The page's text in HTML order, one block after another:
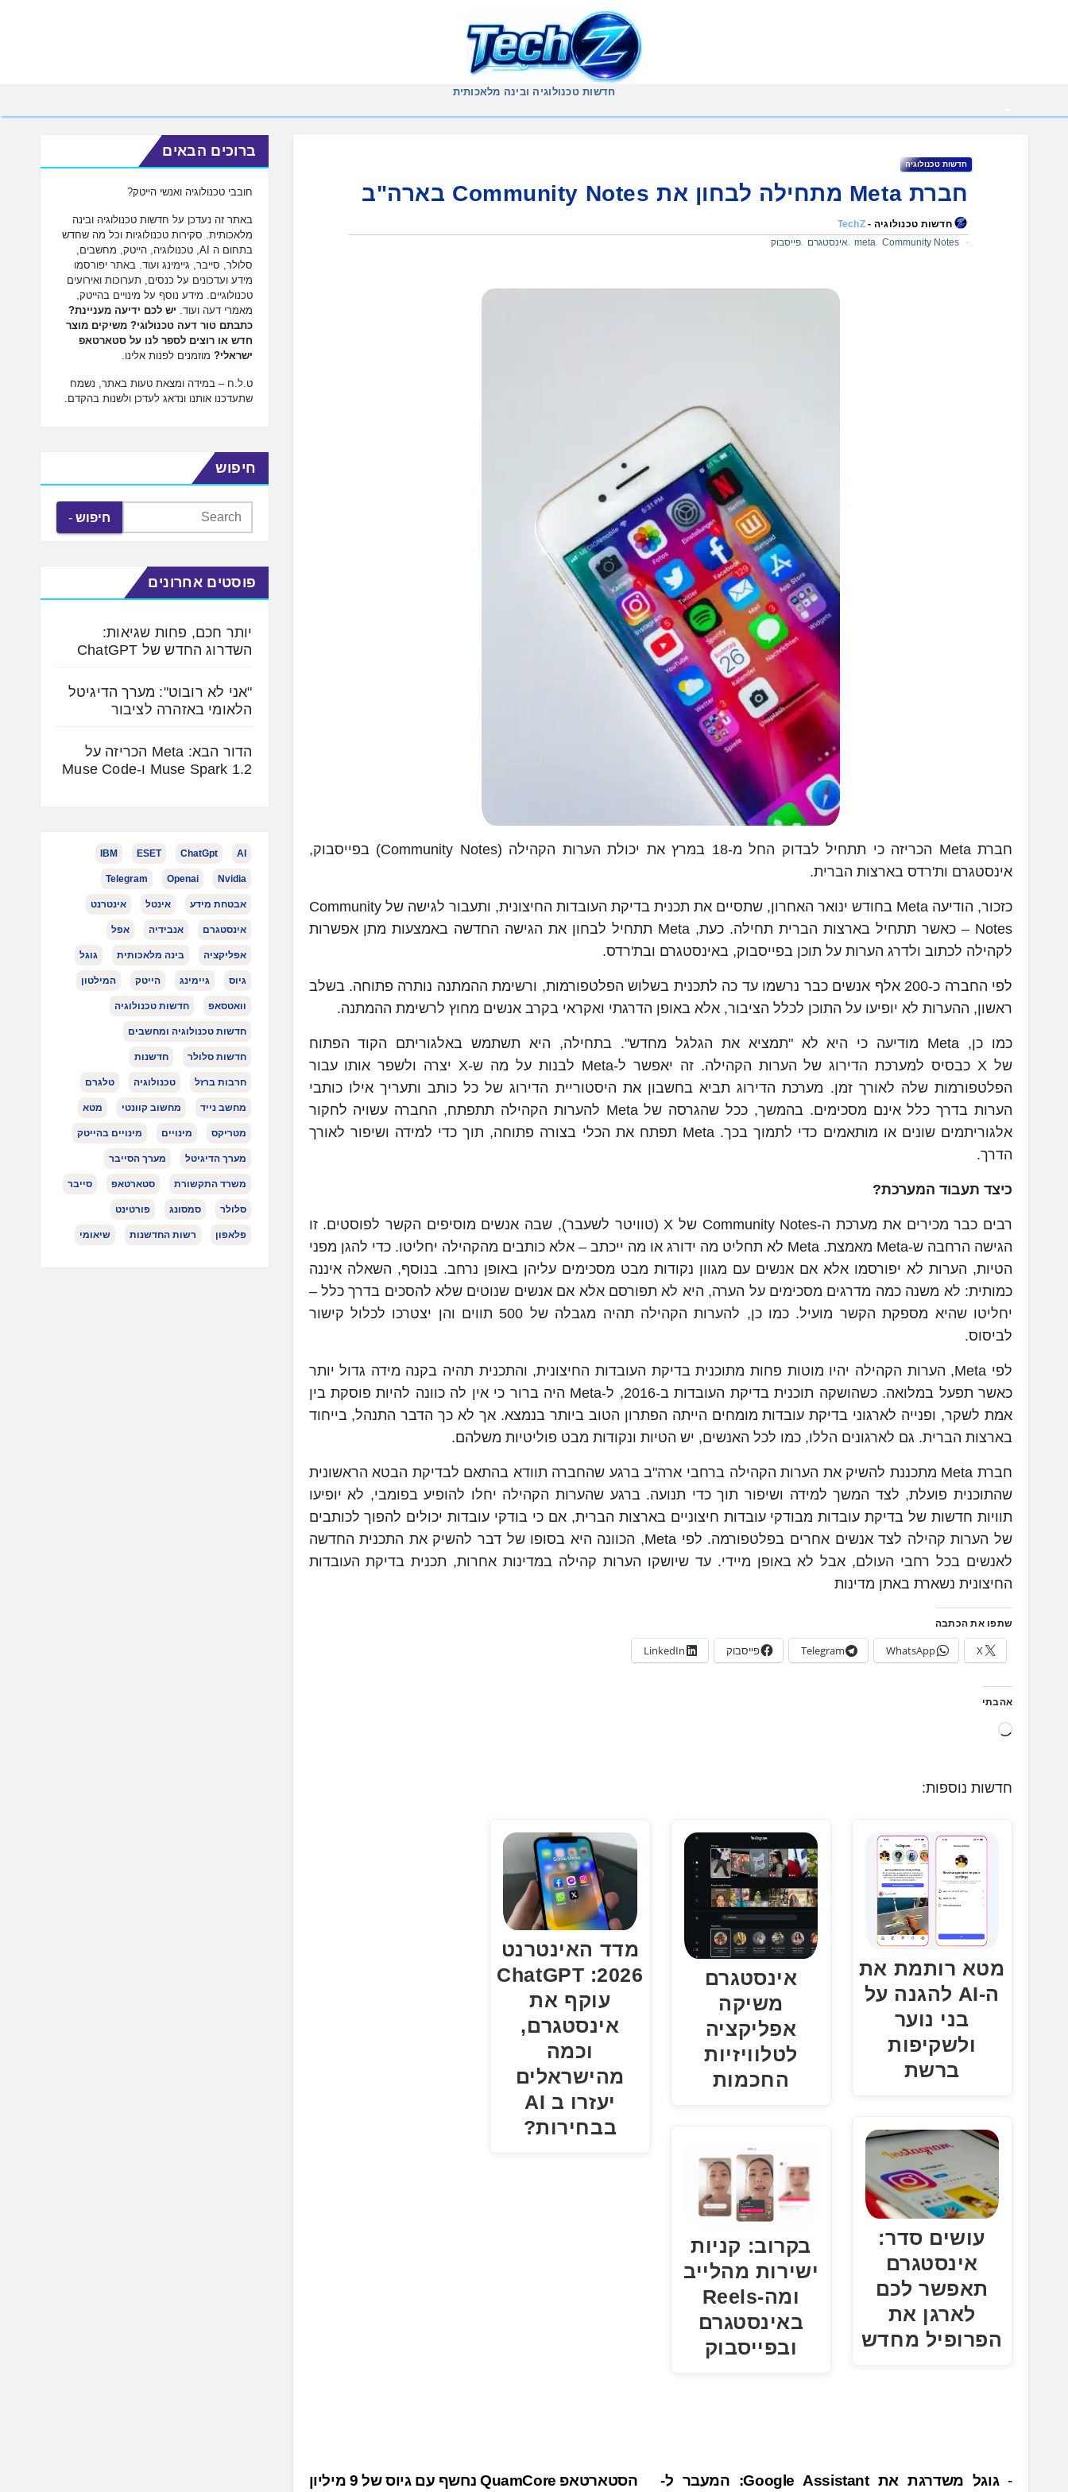
חדשות טכנולוגיה ובינה מלאכותית
חדשות טכנולוגיה
חברת Meta מתחילה לבחון את Community Notes בארה"ב
חדשות טכנולוגיה -TechZ
Community Notes
,
meta
,אינסטגרם ,פייסבוק
חברת Meta הכריזה כי תתחיל לבדוק החל מ-18 במרץ את יכולת הערות הקהילה (Community Notes) בפייסבוק,
אינסטגרם ות'רדס בארצות הברית.
כזכור, הודיעה Meta בחודש ינואר האחרון, שתסיים את תכנית בדיקת העובדות החיצונית, ותעבור לגישה של Community
Notes – כאשר תתחיל בארצות הברית תחילה. כעת, Meta תתחיל לבחון את הגישה החדשה באמצעות מתן אפשרות
לקהילה לכתוב ולדרג הערות על תוכן בפייסבוק, באינסטגרם ובת'רדס.
לפי החברה כ-200 אלף אנשים כבר נרשמו עד כה לתכנית בשלוש הפלטפורמות, ורשימת ההמתנה נותרה פתוחה. בשלב
ראשון, ההערות לא יופיעו על התוכן לכלל הציבור, אלא באופן הדרגתי ואקראי בקרב אנשים מחוץ לרשימת ההמתנה.
כמו כן, Meta מודיעה כי היא לא "תמציא את הגלגל מחדש". בתחילה, היא תשתמש באלגוריתם הקוד הפתוח
של X כבסיס למערכת הדירוג של הערות הקהילה. זה יאפשר ל-Meta לבנות על מה ש-X יצרה ולשפר אותו עבור
הפלטפורמות שלה לאורך זמן. מערכת הדירוג תביא בחשבון את היסטוריית הדירוג של כל כותב ותעריך אילו כותבי
הערות בדרך כלל אינם מסכימים. בהמשך, ככל שהגרסה של Meta להערות הקהילה תתפתח, החברה עשויה לחקור
אלגוריתמים שונים או מותאמים כדי לתמוך בכך. Meta תפתח את הכלי בצורה פתוחה, תוך כדי למידה ושיפור לאורך
הדרך.
כיצד תעבוד המערכת?
רבים כבר מכירים את מערכת ה-Community Notes של X (טוויטר לשעבר), שבה אנשים מוסיפים הקשר לפוסטים. זו
הגישה הרחבה ש-Meta מאמצת. Meta לא תחליט מה ידורג או מה ייכתב – אלא כותבים מהקהילה יחליטו. כדי להגן מפני
הטיות, הערות לא יפורסמו אלא אם אנשים עם מגוון נקודות מבט מסכימים עליהן באופן נרחב. בנוסף, השאלה איננה
כמותית: לא משנה כמה מדרגים מסכימים על הערה, היא לא תפורסם אלא אם אנשים שנוטים שלא להסכים בדרך כלל –
יחליטו שהיא מספקת הקשר מועיל. כמו כן, להערות הקהילה תהיה מגבלה של 500 תווים והן יצטרכו לכלול קישור
לביסוס.
לפי Meta, הערות הקהילה יהיו מוטות פחות מתוכנית בדיקת העובדות החיצונית, והתכנית תהיה בקנה מידה גדול יותר
כאשר תפעל במלואה. כשהושקה תוכנית בדיקת העובדות ב-2016, ל-Meta היה ברור כי אין לה כוונה להיות פוסקת בין
אמת לשקר, ופנייה לארגוני בדיקת עובדות מומחים הייתה הפתרון הטוב ביותר בנמצא. אך לא כך הדבר התנהל, בייחוד
בארצות הברית. גם לארגונים הללו, כמו לכל האנשים, יש הטיות ונקודות מבט פוליטיות משלהם.
חברת Meta מתכננת להשיק את הערות הקהילה ברחבי ארה"ב ברגע שהחברה תוודא בהתאם לבדיקת הבטא הראשונית
שהתוכנית פועלת, לצד המשך למידה ושיפור תוך כדי תנועה. ברגע שהערות הקהילה יחלו להופיע בפומבי, לא יופיעו
תוויות חדשות של בדיקת עובדות מבודקי עובדות חיצוניים בארצות הברית, אם כי בודקי עובדות יכולים להפוך לכותבים
של הערות קהילה לצד אנשים אחרים בפלטפורמה. לפי Meta, הכוונה היא בסופו של דבר להשיק את התכנית החדשה
לאנשים בכל רחבי העולם, אבל לא באופן מיידי. עד שיושקו הערות קהילה במדינות אחרות, תכנית בדיקת העובדות
החיצונית נשארת באתן מדינות
שתפו את הכתבה
X
WhatsApp
Telegram פייסבוק LinkedIn
אהבתי
ט
חדשות נוספות:
מטא רותמת את
ה-AI להגנה על
בני נוער
ולשקיפות
ברשת
עושים סדר:
אינסטגרם
תאפשר לכם
לארגן את
הפרופיל מחדש
אינסטגרם
משיקה
אפליקציה
לטלוויזיות
החכמות
בקרוב: קניות
ישירות מהלייב
ומה-Reels
באינסטגרם
ובפייסבוק
מדד האינטרנט
2026: ChatGPT
עוקף את
אינסטגרם,
וכמה
מהישראלים
יעזרו ב AI
בבחירות?
נ
הסטארטאפ QuamCore נחשף עם גיוס של 9 מיליון
גוגל משדרגת את Google Assistant: המעבר ל-
ברוכים הבאים
חובבי טכנולוגיה ואנשי הייטק?
באתר זה נעדכן על חדשות טכנולוגיה ובינה
מלאכותית. סקירות טכנולוגיות וכל מה שחדש
בתחום ה AI, טכנולוגיה, הייטק, מחשבים,
סלולר, סייבר, גיימינג ועוד. באתר יפורסמו
מידע ועדכונים על כנסים, תערוכות ואירועים
טכנולוגיים. מידע נוסף על מינויים בהייטק,
מאמרי דעה ועוד. יש לכם ידיעה מעניינת?
כתבתם טור דעה טכנולוגי? משיקים מוצר
חדש או רוצים לספר לנו על סטארטאפ
ישראלי? מוזמנים לפנות אלינו.
ט.ל.ח – במידה ומצאת טעות באתר, נשמח
שתעדכנו אותנו ונדאג לעדכן ולשנות בהקדם.
חיפוש
חיפוש
פוסטים אחרונים
יותר חכם, פחות שגיאות:
השדרוג החדש של ChatGPT
"אני לא רובוט": מערך הדיגיטל
הלאומי באזהרה לציבור
הדור הבא: Meta הכריזה על
Muse Spark 1.2 ו-Muse Code
AI
ChatGpt
ESET
IBM
Nvidia
Openai
Telegram
אבטחת מידע אינטל אינטרנט
אינסטגרם אנבידיה אפל
אפליקציה בינה מלאכותית גוגל
גיוס גיימינג הייטק המילטון
וואטסאפ חדשות טכנולוגיה
חדשות טכנולוגיה ומחשבים
חדשות סלולר חדשנות
חרבות ברזל טכנולוגיה טלגרם
מחשב נייד מחשוב קוונטי מטא
מטריקס מינויים מינויים בהייטק
מערך הדיגיטל מערך הסייבר
משרד התקשורת סטארטאפ סייבר
סלולר סמסונג פורטינט
פלאפון רשות החדשנות שיאומי